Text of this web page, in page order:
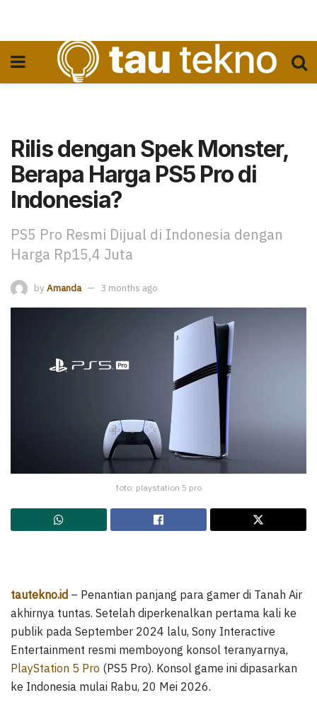
Rilis dengan Spek Monster,
Berapa Harga PS5 Pro di
Indonesia?
PS5 Pro Resmi Dijual di Indonesia dengan
Harga Rp15,4 Juta
by Amanda 3 months ago
foto: playstation 5 pro
tautekno.id – Penantian panjang para gamer di Tanah Air
akhirnya tuntas. Setelah diperkenalkan pertama kali ke
publik pada September 2024 lalu, Sony Interactive
Entertainment resmi memboyong konsol teranyarnya,
PlayStation 5 Pro (PS5 Pro). Konsol game ini dipasarkan
ke Indonesia mulai Rabu, 20 Mei 2026.